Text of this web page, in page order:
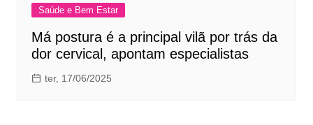
Saúde e Bem Estar
Má postura é a principal vilã por trás da
dor cervical, apontam especialistas
ter, 17/06/2025